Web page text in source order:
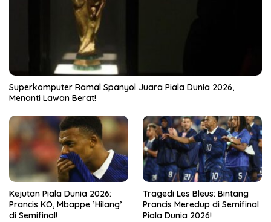
Superkomputer Ramal Spanyol Juara Piala Dunia 2026,
Menanti Lawan Berat!
Kejutan Piala Dunia 2026:
Prancis KO, Mbappe ‘Hilang’
di Semifinal!
Tragedi Les Bleus: Bintang
Prancis Meredup di Semifinal
Piala Dunia 2026!